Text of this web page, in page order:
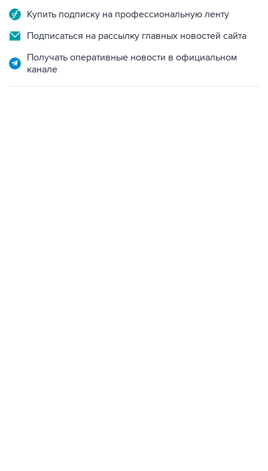
Купить подписку на профессиональную ленту
Подписаться на рассылку главных новостей сайта
Получать оперативные новости в официальном
канале